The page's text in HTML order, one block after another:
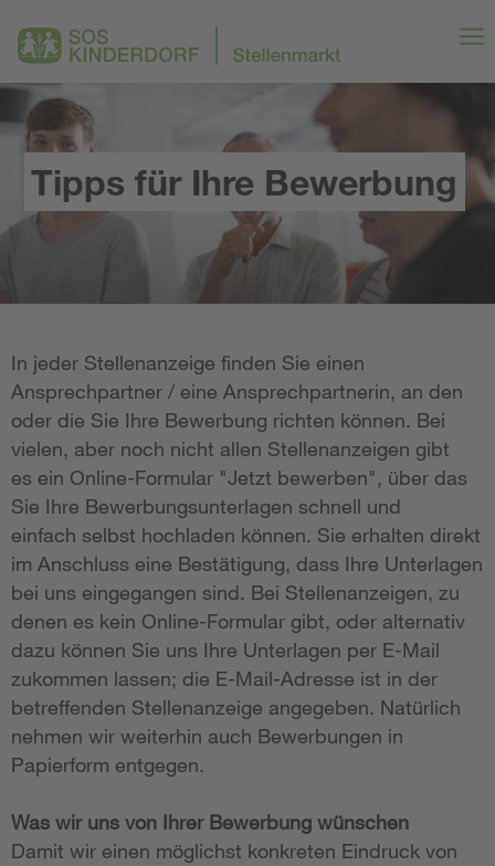
Tipps für Ihre Bewerbung
In jeder Stellenanzeige finden Sie einen
Ansprechpartner / eine Ansprechpartnerin, an den
oder die Sie Ihre Bewerbung richten können. Bei
vielen, aber noch nicht allen Stellenanzeigen gibt
es ein Online-Formular "Jetzt bewerben", über das
Sie Ihre Bewerbungsunterlagen schnell und
einfach selbst hochladen können. Sie erhalten direkt
im Anschluss eine Bestätigung, dass Ihre Unterlagen
bei uns eingegangen sind. Bei Stellenanzeigen, zu
denen es kein Online-Formular gibt, oder alternativ
dazu können Sie uns Ihre Unterlagen per E-Mail
zukommen lassen; die E-Mail-Adresse ist in der
betreffenden Stellenanzeige angegeben. Natürlich
nehmen wir weiterhin auch Bewerbungen in
Papierform entgegen.
Was wir uns von Ihrer Bewerbung wünschen
Damit wir einen möglichst konkreten Eindruck von